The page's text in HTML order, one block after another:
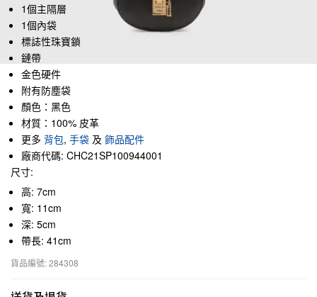
1個主隔層
1個內袋
標誌性珠寶鎖
鏈帶
金色硬件
附有防塵袋
顏色：黑色
材質：100% 皮革
更多 背包, 手袋 及 飾品配件
廠商代碼: CHC21SP100944001
尺寸:
高: 7cm
寬: 11cm
深: 5cm
帶長: 41cm
貨品編號: 284308